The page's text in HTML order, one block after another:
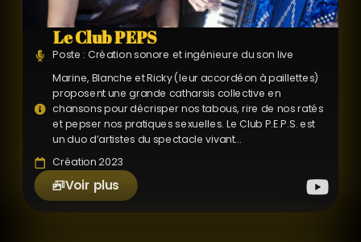
Le Club PEPS
Poste : Création sonore et ingénieure du son live
Marine, Blanche et Ricky (leur accordéon à paillettes)
proposent une grande catharsis collective en
chansons pour décrisper nos tabous, rire de nos ratés
et pepser nos pratiques sexuelles. Le Club P.E.P.S. est
un duo d’artistes du spectacle vivant...
Création 2023
Voir plus